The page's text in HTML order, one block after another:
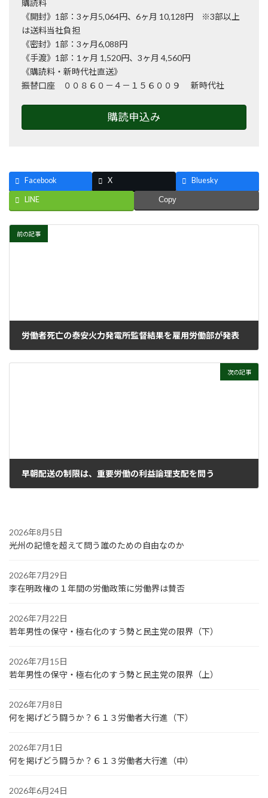
購読料
《開封》1部：3ヶ月5,064円、6ヶ月 10,128円 ※3部以上
は送料当社負担
《密封》1部：3ヶ月6,088円
《手渡》1部：1ヶ月 1,520円、3ヶ月 4,560円
《購読料・新時代社直送》
振替口座 ００８６０－４－１５６００９ 新時代社
購読申込み
Facebook X Bluesky
LINE Copy
前の記事
労働者死亡の泰安火力発電所監督結果を雇用労働部が発表
次の記事
早朝配送の制限は、重要労働の利益論理支配を問う
2026年8月5日
光州の記憶を超えて問う誰のための自由なのか
2026年7月29日
李在明政権の１年間の労働政策に労働界は賛否
2026年7月22日
若年男性の保守・極右化のすう勢と民主党の限界（下）
2026年7月15日
若年男性の保守・極右化のすう勢と民主党の限界（上）
2026年7月8日
何を掲げどう闘うか？６１３労働者大行進（下）
2026年7月1日
何を掲げどう闘うか？６１３労働者大行進（中）
2026年6月24日